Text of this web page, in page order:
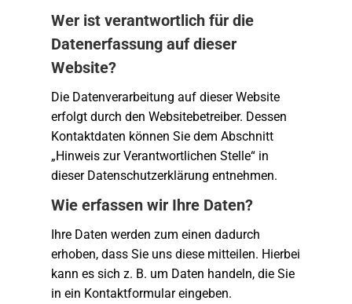
Wer ist verantwortlich für die
Datenerfassung auf dieser
Website?
Die Datenverarbeitung auf dieser Website
erfolgt durch den Websitebetreiber. Dessen
Kontaktdaten können Sie dem Abschnitt
„Hinweis zur Verantwortlichen Stelle“ in
dieser Datenschutzerklärung entnehmen.
Wie erfassen wir Ihre Daten?
Ihre Daten werden zum einen dadurch
erhoben, dass Sie uns diese mitteilen. Hierbei
kann es sich z. B. um Daten handeln, die Sie
in ein Kontaktformular eingeben.